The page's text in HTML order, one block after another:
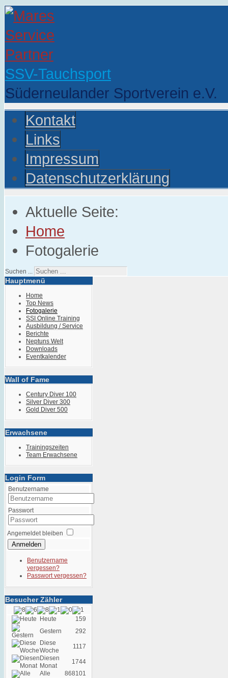
SSV-Tauchsport
Süderneulander Sportverein e.V.
Kontakt
Links
Impressum
Datenschutzerklärung
Aktuelle Seite:
Home
Fotogalerie
Suchen ...
Hauptmenü
Home
Top News
Fotogalerie
SSI Online Training
Ausbildung / Service
Berichte
Neptuns Welt
Downloads
Eventkalender
Wall of Fame
Century Diver 100
Silver Diver 300
Gold Diver 500
Erwachsene
Trainingszeiten
Team Erwachsene
Login Form
Benutzername
Passwort
Angemeldet bleiben
Anmelden
Benutzername
vergessen?
Passwort vergessen?
Besucher Zähler
Heute
159
Gestern
292
Diese
Woche
1117
Diesen
Monat
1744
Alle
868101